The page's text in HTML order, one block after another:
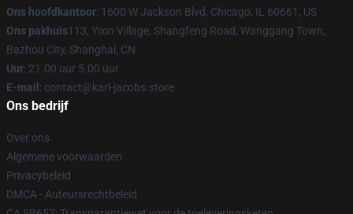
Ons hoofdkantoor: 1600 W Jackson Blvd, Chicago, IL 60661, US
Ons pakhuis113, Yixin Village, Shangfeng Road, Wanggang Town,
Bazhou City, Shanghai, CN
Uur: 21.00 uur 5.00 uur
E-mail : contact@karl-jacobs.store
Ons bedrijf
Over ons
Algemene voorwaarden
Privacybeleid
DMCA - Auteursrechtbeleid